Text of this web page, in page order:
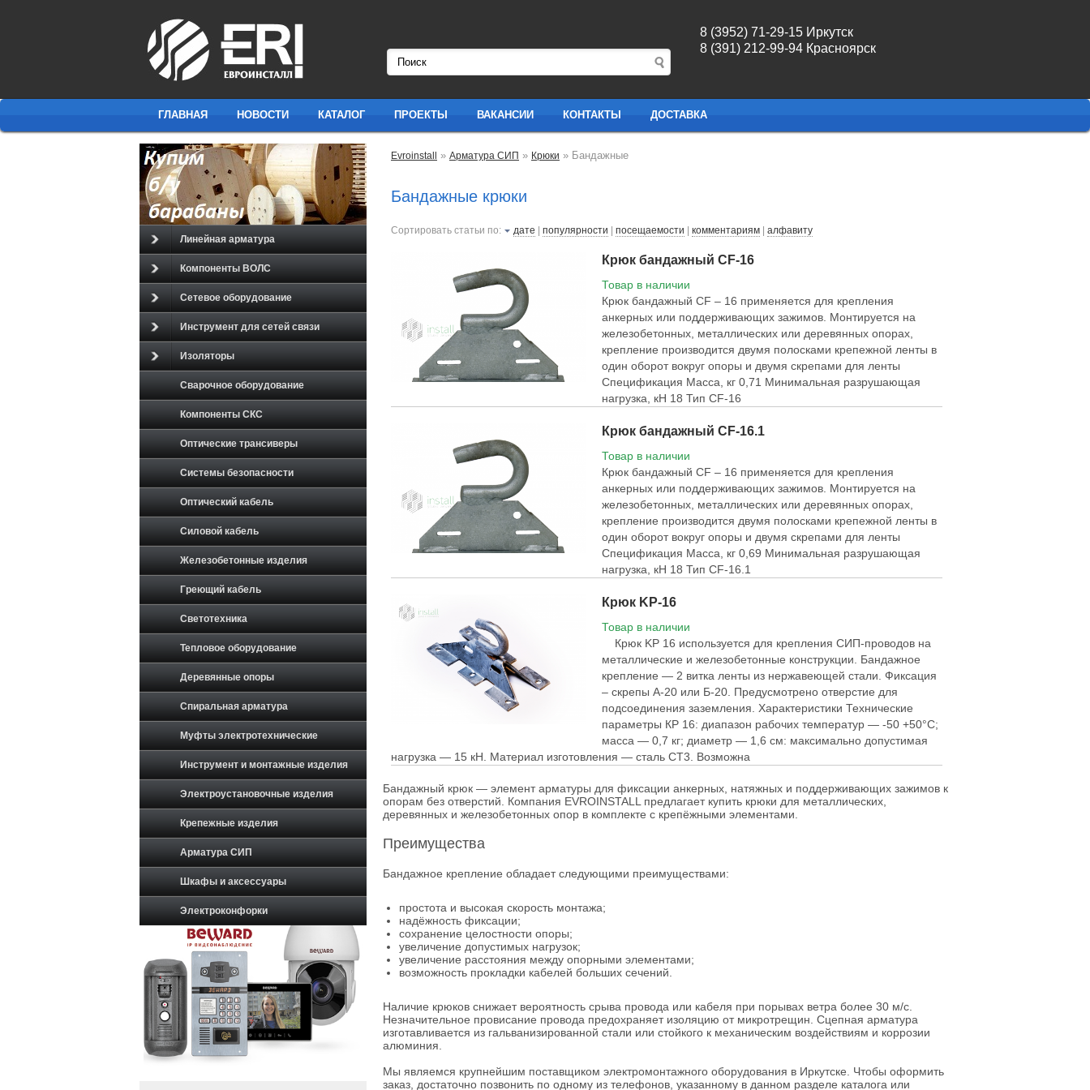
8 (3952) 71-29-15 Иркутск
8 (391) 212-99-94 Красноярск
ГЛАВНАЯ НОВОСТИ КАТАЛОГ ПРОЕКТЫ ВАКАНСИИ КОНТАКТЫ ДОСТАВКА
Evroinstall » Арматура СИП » Крюки » Бандажные
Бандажные крюки
Сортировать статьи по: дате популярности посещаемости комментариям алфавиту
Крюк бандажный CF-16
Товар в наличии
Крюк бандажный CF – 16 применяется для крепления
анкерных или поддерживающих зажимов. Монтируется на
железобетонных, металлических или деревянных опорах,
крепление производится двумя полосками крепежной ленты в
один оборот вокруг опоры и двумя скрепами для ленты
Спецификация Масса, кг 0,71 Минимальная разрушающая
нагрузка, кН 18 Тип CF-16
Крюк бандажный CF-16.1
Товар в наличии
Крюк бандажный CF – 16 применяется для крепления
анкерных или поддерживающих зажимов. Монтируется на
железобетонных, металлических или деревянных опорах,
крепление производится двумя полосками крепежной ленты в
один оборот вокруг опоры и двумя скрепами для ленты
Спецификация Масса, кг 0,69 Минимальная разрушающая
нагрузка, кН 18 Тип CF-16.1
Крюк KP-16
Товар в наличии
Крюк KP 16 используется для крепления СИП-проводов на
металлические и железобетонные конструкции. Бандажное
крепление — 2 витка ленты из нержавеющей стали. Фиксация
– скрепы А-20 или Б-20. Предусмотрено отверстие для
подсоединения заземления. Характеристики Технические
параметры КР 16: диапазон рабочих температур — -50 +50°C;
масса — 0,7 кг; диаметр — 1,6 см: максимально допустимая
нагрузка — 15 кН. Материал изготовления — сталь СТ3. Возможна
Бандажный крюк — элемент арматуры для фиксации анкерных, натяжных и поддерживающих зажимов к
опорам без отверстий. Компания EVROINSTALL предлагает купить крюки для металлических,
деревянных и железобетонных опор в комплекте с крепёжными элементами.
Преимущества
Бандажное крепление обладает следующими преимуществами:
простота и высокая скорость монтажа;
надёжность фиксации;
сохранение целостности опоры;
увеличение допустимых нагрузок;
увеличение расстояния между опорными элементами;
возможность прокладки кабелей больших сечений.
Наличие крюков снижает вероятность срыва провода или кабеля при порывах ветра более 30 м/с.
Незначительное провисание провода предохраняет изоляцию от микротрещин. Сцепная арматура
изготавливается из гальванизированной стали или стойкого к механическим воздействиям и коррозии
алюминия.
Мы являемся крупнейшим поставщиком электромонтажного оборудования в Иркутске. Чтобы оформить
заказ, достаточно позвонить по одному из телефонов, указанному в данном разделе каталога или
Линейная арматура
Компоненты ВОЛС
Сетевое оборудование
Инструмент для сетей связи
Изоляторы
Сварочное оборудование
Компоненты СКС
Оптические трансиверы
Системы безопасности
Оптический кабель
Силовой кабель
Железобетонные изделия
Греющий кабель
Светотехника
Тепловое оборудование
Деревянные опоры
Спиральная арматура
Муфты электротехнические
Инструмент и монтажные изделия
Электроустановочные изделия
Крепежные изделия
Арматура СИП
Шкафы и аксессуары
Электроконфорки